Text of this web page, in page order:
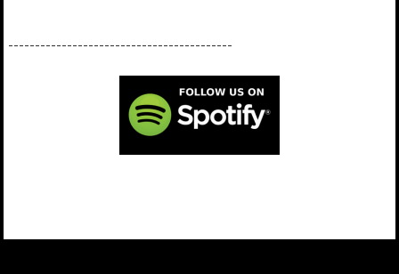
------------------------------------------